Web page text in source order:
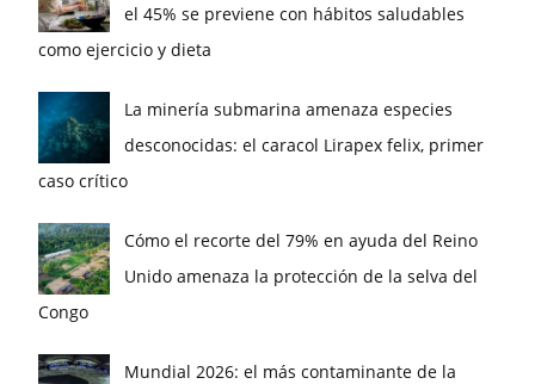
el 45% se previene con hábitos saludables
como ejercicio y dieta
La minería submarina amenaza especies
desconocidas: el caracol Lirapex felix, primer
caso crítico
Cómo el recorte del 79% en ayuda del Reino
Unido amenaza la protección de la selva del
Congo
Mundial 2026: el más contaminante de la